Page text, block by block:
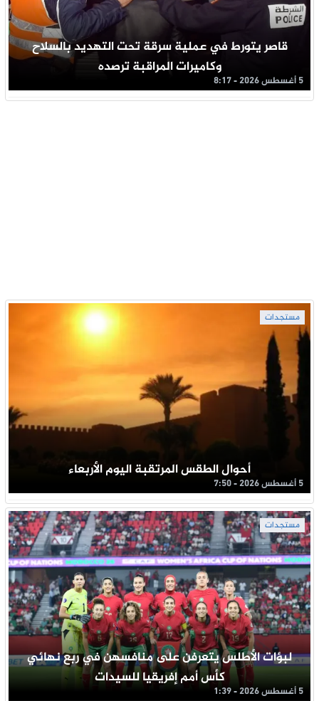
قاصر يتورط في عملية سرقة تحت التهديد بالسلاح
وكاميرات المراقبة ترصده
5 أغسطس 2026 - 8:17
مستجدات
أحوال الطقس المرتقبة اليوم الأربعاء
5 أغسطس 2026 - 7:50
مستجدات
لبؤات الأطلس يتعرفن على منافسهن في ربع نهائي
كأس أمم إفريقيا للسيدات
5 أغسطس 2026 - 1:39